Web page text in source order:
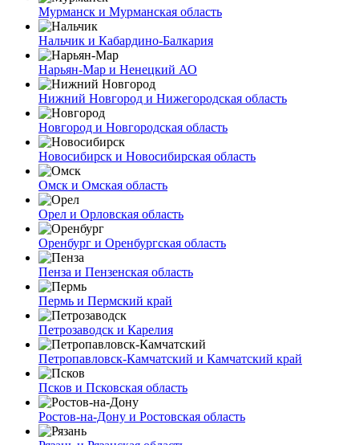
Мурманск и Мурманская область
Нальчик и Кабардино-Балкария
Нарьян-Мар и Ненецкий АО
Нижний Новгород и Нижегородская область
Новгород и Новгородская область
Новосибирск и Новосибирская область
Омск и Омская область
Орел и Орловская область
Оренбург и Оренбургская область
Пенза и Пензенская область
Пермь и Пермский край
Петрозаводск и Карелия
Петропавловск-Камчатский и Камчатский край
Псков и Псковская область
Ростов-на-Дону и Ростовская область